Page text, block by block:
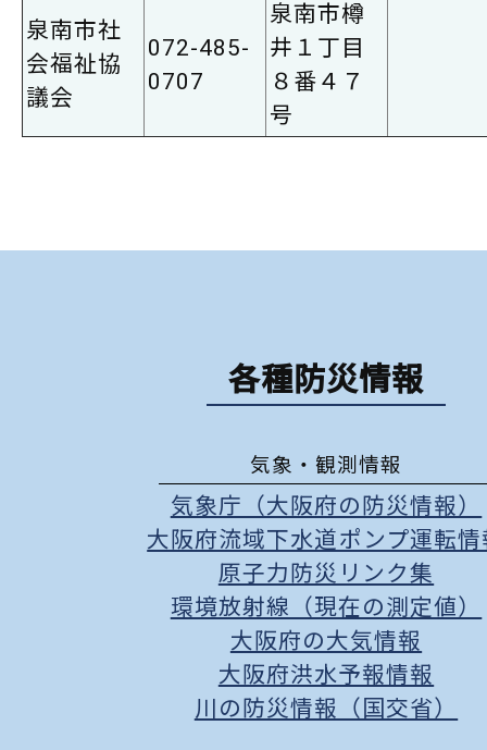
泉南市社
会福祉協
議会
072-485-
0707
泉南市樽
井１丁目
８番４７
号
各種防災情報
気象・観測情報
気象庁（大阪府の防災情報）
大阪府流域下水道ポンプ運転情
原子力防災リンク集
環境放射線（現在の測定値）
大阪府の大気情報
大阪府洪水予報情報
川の防災情報（国交省）